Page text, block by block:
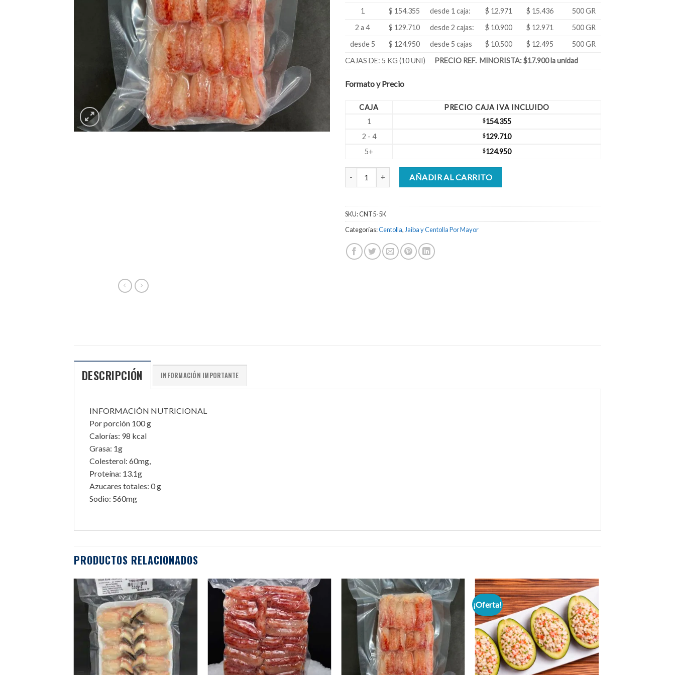
1 $ 154.355 desde 1 caja: $ 12.971 $ 15.436
500 GR
2 a 4
$ 129.710 desde 2 cajas: $ 10.900 $ 12.971
500 GR
desde 5
$ 124.950 desde 5 cajas $ 10.500 $ 12.495
500 GR
CAJAS DE: 5 KG (10 UNI)
PRECIO REF. MINORISTA: $17.900 la unidad
Formato y Precio
CAJA
PRECIO CAJA IVA INCLUIDO
1
$154.355
2 - 4
$129.710
5+
$124.950
Centollón Carne 500 gr Caja 5 kilos (10 unidades) cantidad
AÑADIR AL CARRITO
SKU:CNT5-5K
Categorías:Centolla, Jaiba y Centolla Por Mayor
DESCRIPCIÓN INFORMACIÓN IMPORTANTE
INFORMACIÓN NUTRICIONAL
Por porción 100 g
Calorías: 98 kcal
Grasa: 1g
Colesterol: 60mg,
Proteína: 13.1g
Azucares totales: 0 g
Sodio: 560mg
PRODUCTOS RELACIONADOS
¡Oferta!